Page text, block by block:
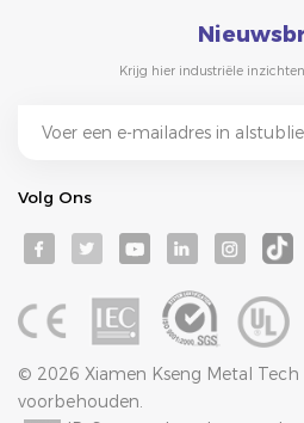
Krijg hier industriële
Volg Ons
© 2026 Xiamen Kseng Metal
voorbehouden.